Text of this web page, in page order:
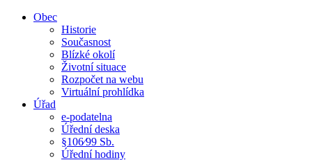
Obec
Historie
Současnost
Blízké okolí
Životní situace
Rozpočet na webu
Virtuální prohlídka
Úřad
e-podatelna
Úřední deska
§106⁄99 Sb.
Úřední hodiny